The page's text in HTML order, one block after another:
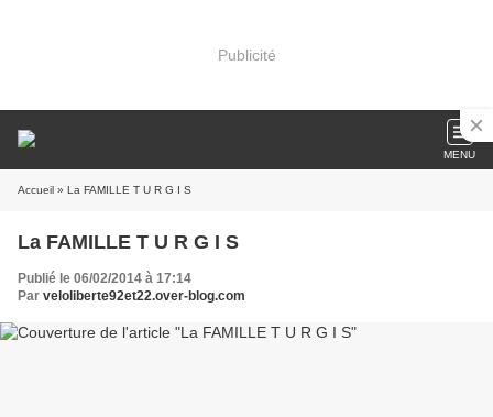
Publicité
MENU
Accueil » La FAMILLE T U R G I S
La FAMILLE T U R G I S
Publié le 06/02/2014 à 17:14
Par veloliberte92et22.over-blog.com